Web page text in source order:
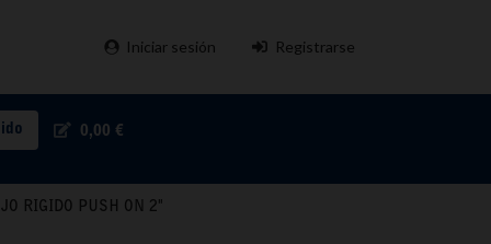
Iniciar sesión Registrarse
0,00 €
RIGIDO PUSH ON 2"